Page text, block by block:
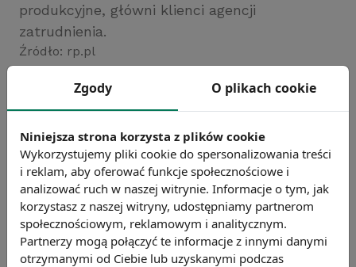
produkcyjne, główni klienci agencji
zatrudnienia.
Źródło: rp.pl
Chcesz wiedzieć więcej?
Zobacz więcej wiadomości
Zgody O plikach cookie
Niniejsza strona korzysta z plików cookie
Wykorzystujemy pliki cookie do spersonalizowania treści
i reklam, aby oferować funkcje społecznościowe i
analizować ruch w naszej witrynie. Informacje o tym, jak
korzystasz z naszej witryny, udostępniamy partnerom
społecznościowym, reklamowym i analitycznym.
Partnerzy mogą połączyć te informacje z innymi danymi
otrzymanymi od Ciebie lub uzyskanymi podczas